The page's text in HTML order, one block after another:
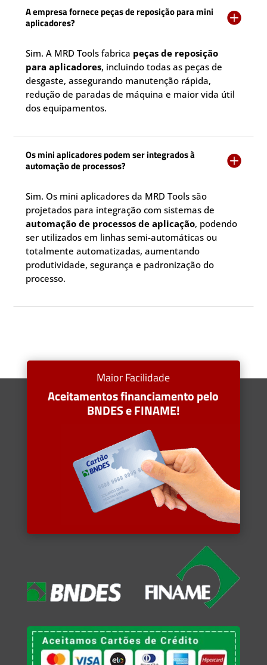
A empresa fornece peças de reposição para mini
aplicadores?

Sim. A MRD Tools fabrica peças de reposição
para aplicadores, incluindo todas as peças de
desgaste, assegurando manutenção rápida,
redução de paradas de máquina e maior vida útil
dos equipamentos.
Os mini aplicadores podem ser integrados à
automação de processos?

Sim. Os mini aplicadores da MRD Tools são
projetados para integração com sistemas de
automação de processos de aplicação, podendo
ser utilizados em linhas semi-automáticas ou
totalmente automatizadas, aumentando
produtividade, segurança e padronização do
processo.
Maior Facilidade
Aceitamentos financiamento pelo
BNDES e FINAME!